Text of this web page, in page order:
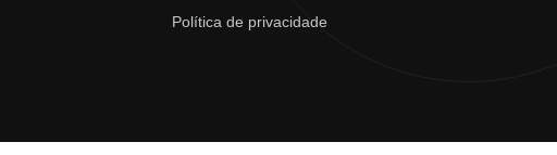
Política de privacidade